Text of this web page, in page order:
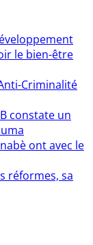
le bien-être
Criminalité
constate un
ont avec le
réformes, sa